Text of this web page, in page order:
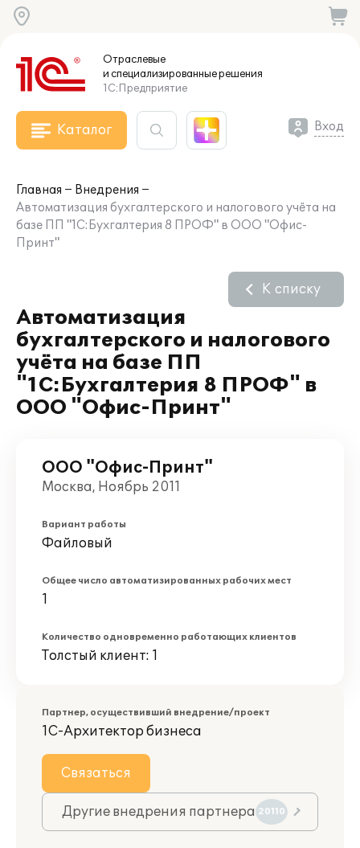
Отраслевые
и специализированныерешения
1С:Предприятие
Каталог Вход
Главная
Внедрения
Автоматизация бухгалтерского и налогового учёта на
базе ПП "1С:Бухгалтерия 8 ПРОФ" в ООО "Офис-
Принт"
Автоматизация
бухгалтерского и налогового
учёта на базе ПП
"1С:Бухгалтерия 8 ПРОФ" в
ООО "Офис-Принт"
К списку
ООО "Офис-Принт"
Москва, Ноябрь 2011
Вариант работы
Файловый
Общее число автоматизированных рабочих мест
1
Количество одновременно работающих клиентов
Толстый клиент: 1
Партнер, осуществивший внедрение/проект
1С-Архитектор бизнеса
Связаться
Другие внедрения партнера 20110